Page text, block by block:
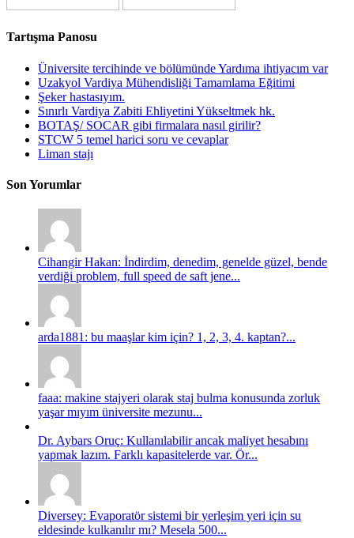
Tartışma Panosu
Üniversite tercihinde ve bölümünde Yardıma ihtiyacım var
Uzakyol Vardiya Mühendisliği Tamamlama Eğitimi
Şeker hastasıyım.
Sınırlı Vardiya Zabiti Ehliyetini Yükseltmek hk.
BOTAŞ/ SOCAR gibi firmalara nasıl girilir?
STCW 5 temel harici soru ve cevaplar
Liman stajı
Son Yorumlar
Cihangir Hakan: İndirdim, denedim, genelde güzel, bende
verdiği problem, full speed de saft jene...
arda1881: bu maaşlar kim için? 1, 2, 3, 4. kaptan?...
faaa: makine stajyeri olarak staj bulma konusunda zorluk
yaşar mıyım üniversite mezunu...
Dr. Aybars Oruç: Kullanılabilir ancak maliyet hesabını
yapmak lazım. Farklı kapasitelerde var. Ör...
Diversey: Evaporatör sistemi bir yerleşim yeri için su
eldesinde kulkanılır mı? Mesela 500...